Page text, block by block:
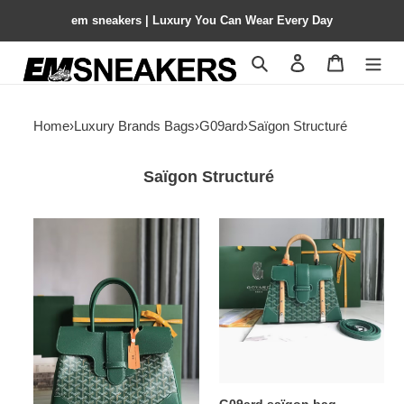
em sneakers | Luxury You Can Wear Every Day
Search Contact us
Home›Luxury Brands Bags›G09ard›Saïgon Structuré
Saïgon Structuré
34x18x24cm
saïgon
28x20x12cm